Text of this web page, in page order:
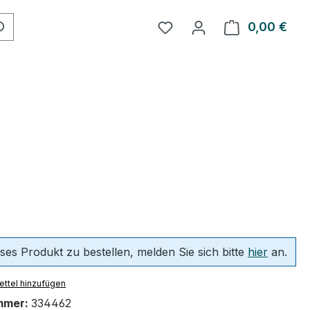
0,00 €
Produkt zu bestellen, melden Sie sich bitte hier an.
hinzufügen
334462